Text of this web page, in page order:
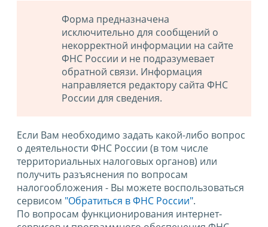
Форма предназначена
исключительно для сообщений о
некорректной информации на сайте
ФНС России и не подразумевает
обратной связи. Информация
направляется редактору сайта ФНС
России для сведения.
Если Вам необходимо задать какой-либо вопрос
о деятельности ФНС России (в том числе
территориальных налоговых органов) или
получить разъяснения по вопросам
налогообложения - Вы можете воспользоваться
сервисом "Обратиться в ФНС России".
По вопросам функционирования интернет-